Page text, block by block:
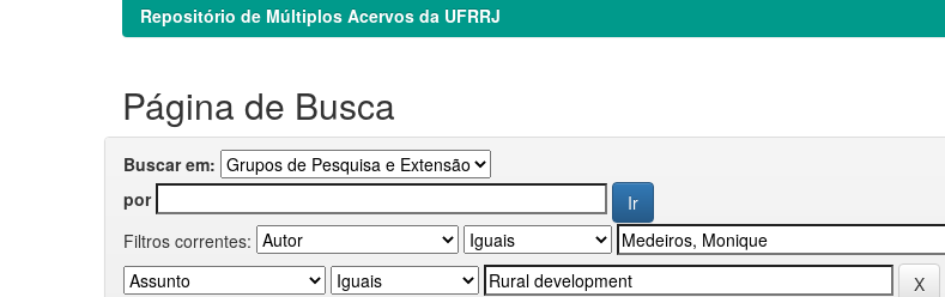
Repositório de Múltiplos Acervos da UFRRJ
Página de Busca
Buscar em:
por
Filtros correntes: